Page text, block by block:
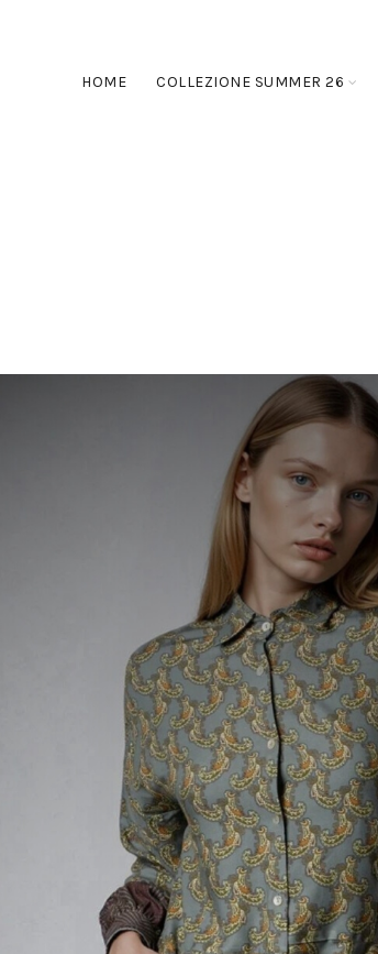
HOME COLLEZIONE SUMMER 26